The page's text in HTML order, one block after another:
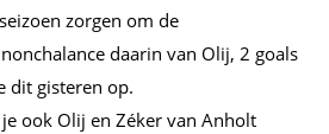
zorgen om de
daarin van Olij, 2 goals
dit gisteren op.
ook Olij en Zéker van Anholt